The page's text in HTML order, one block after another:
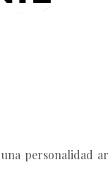
personalidad